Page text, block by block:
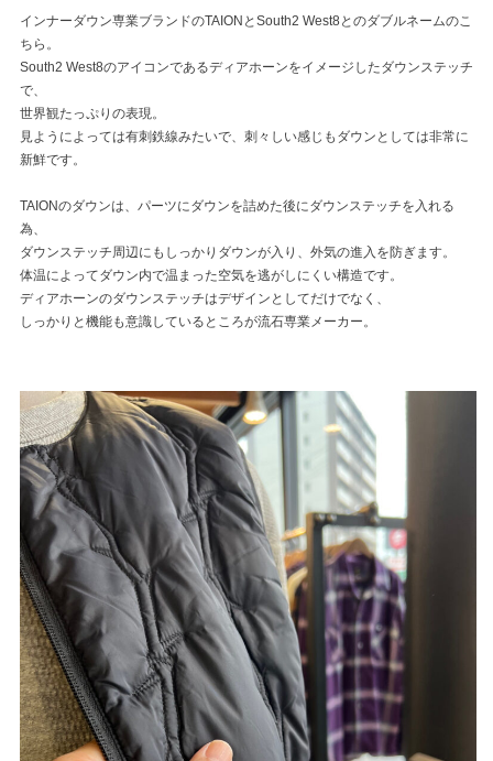
インナーダウン専業ブランドのTAIONとSouth2 West8とのダブルネームのこ
ちら。
South2 West8のアイコンであるディアホーンをイメージしたダウンステッチ
で、
世界観たっぷりの表現。
見ようによっては有刺鉄線みたいで、刺々しい感じもダウンとしては非常に
新鮮です。
TAIONのダウンは、パーツにダウンを詰めた後にダウンステッチを入れる
為、
ダウンステッチ周辺にもしっかりダウンが入り、外気の進入を防ぎます。
体温によってダウン内で温まった空気を逃がしにくい構造です。
ディアホーンのダウンステッチはデザインとしてだけでなく、
しっかりと機能も意識しているところが流石専業メーカー。